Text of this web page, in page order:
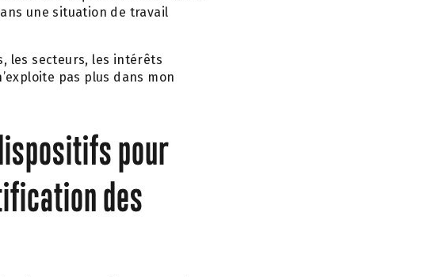
une situation de travail
les secteurs, les intérêts
pas plus dans mon
pour
des